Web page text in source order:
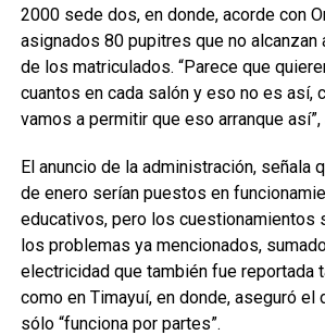
2000 sede dos, en donde, acorde con
asignados 80 pupitres que no alcanzan
de los matriculados. “Parece que
cuantos en cada salón y eso no es así,
vamos a permitir que eso arranque así”,
El anuncio de la administración, señala
de enero serían puestos en
educativos, pero los cuestionamientos
los problemas ya mencionados,
electricidad que también fue reportada
como en Timayuí, en donde, aseguró el
sólo “funciona por partes”.